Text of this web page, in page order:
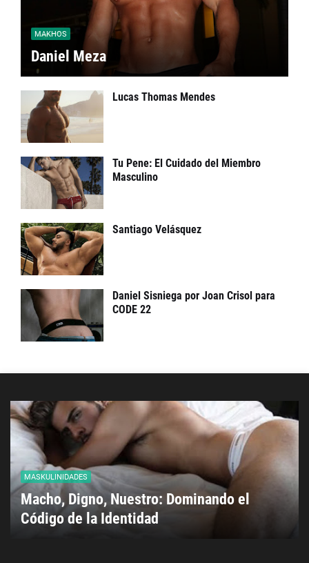
MAKHOS
Daniel Meza
Lucas Thomas Mendes
Tu Pene: El Cuidado del Miembro
Masculino
Santiago Velásquez
Daniel Sisniega por Joan Crisol para
CODE 22
MASKULINIDADES
Macho, Digno, Nuestro: Dominando el
Código de la Identidad